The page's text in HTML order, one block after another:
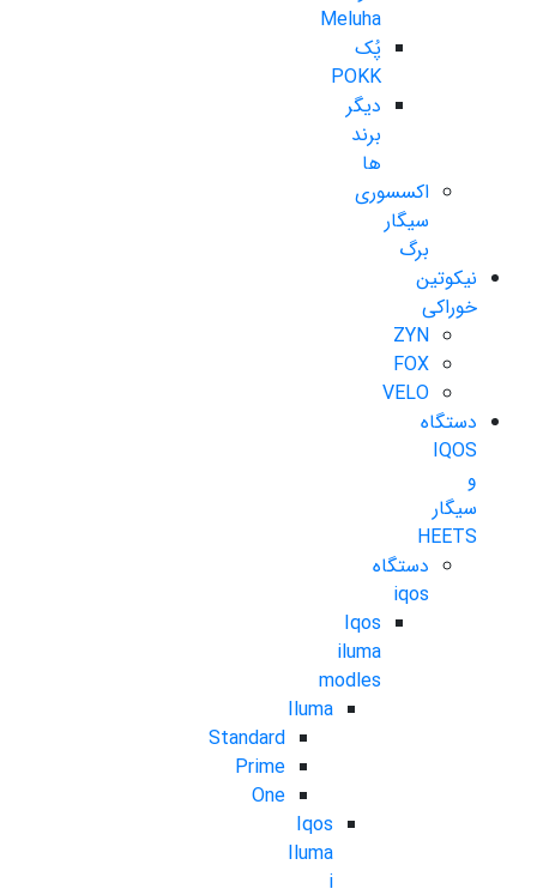
Meluha
پُک
POKK
دیگر
برند
ها
اکسسوری
سیگار
برگ
نیکوتین
خوراکی
ZYN
FOX
VELO
دستگاه
IQOS
و
سیگار
HEETS
دستگاه
iqos
Iqos
iluma
modles
Iluma
Standard
Prime
One
Iqos
Iluma
i